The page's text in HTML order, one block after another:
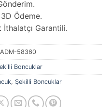
Ödeme.
İthalatçı Garantili.
ADM-58360
Boncuklar
, Şekilli Boncuklar